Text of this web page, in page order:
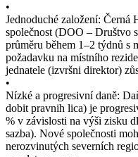
•
Jednoduché založení: Černá
společnost (DOO – Društvo
průměru během 1–2 týdnů s
požadavku na místního
jednatele (izvršni direktor)
•
Nízké a progresivní daně:
dobit pravnih lica) je
% v závislosti na výši zisku
sazba). Nové společnosti
nerozvinutých severních